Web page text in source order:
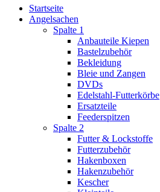
Startseite
Angelsachen
Spalte 1
Anbauteile Kiepen
Bastelzubehör
Bekleidung
Bleie und Zangen
DVDs
Edelstahl-Futterkörbe
Ersatzteile
Feederspitzen
Spalte 2
Futter & Lockstoffe
Futterzubehör
Hakenboxen
Hakenzubehör
Kescher